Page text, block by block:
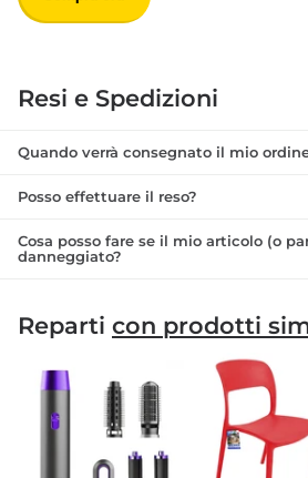
Resi e Spedizioni
Quando verrà consegnato il mio
Posso effettuare il reso?
Cosa posso fare se il mio articolo (o
danneggiato?
Reparti con prodotti